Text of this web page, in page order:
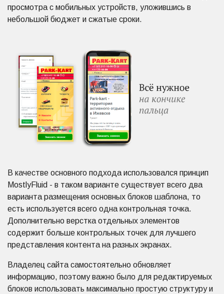
просмотра с мобильных устройств, уложившись в
небольшой бюджет и сжатые сроки.
В качестве основного подхода использовался принцип
MostlyFluid - в таком варианте существует всего два
варианта размещения основных блоков шаблона, то
есть используется всего одна контрольная точка.
Дополнительно верстка отдельных элементов
содержит больше контрольных точек для лучшего
представления контента на разных экранах.
Владелец сайта самостоятельно обновляет
информацию, поэтому важно было для редактируемых
блоков использовать максимально простую структуру и